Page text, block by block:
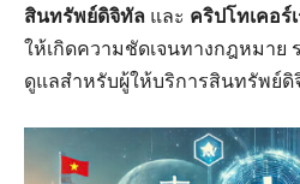
ปโต
สินทรัพย์ดิจิทัล และ คริปโทเคอร์
ให้เกิดความชัดเจนทางกฎหมาย
ดูแลสำหรับผู้ให้บริการสินทรัพย์ดิ